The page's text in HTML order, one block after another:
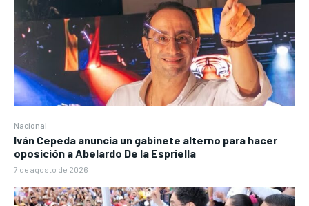
Nacional
Iván Cepeda anuncia un gabinete alterno para hacer
oposición a Abelardo De la Espriella
7 de agosto de 2026